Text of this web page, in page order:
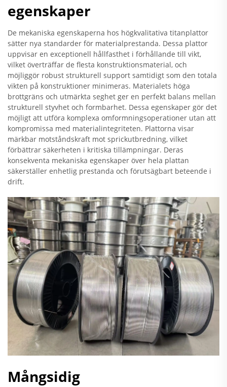
egenskaper
De mekaniska egenskaperna hos högkvalitativa titanplattor
sätter nya standarder för materialprestanda. Dessa plattor
uppvisar en exceptionell hållfasthet i förhållande till vikt,
vilket överträffar de flesta konstruktionsmaterial, och
möjliggör robust strukturell support samtidigt som den totala
vikten på konstruktioner minimeras. Materialets höga
brottgräns och utmärkta seghet ger en perfekt balans mellan
strukturell styvhet och formbarhet. Dessa egenskaper gör det
möjligt att utföra komplexa omformningsoperationer utan att
kompromissa med materialintegriteten. Plattorna visar
märkbar motståndskraft mot sprickutbredning, vilket
förbättrar säkerheten i kritiska tillämpningar. Deras
konsekventa mekaniska egenskaper över hela plattan
säkerställer enhetlig prestanda och förutsägbart beteende i
drift.
Mångsidig